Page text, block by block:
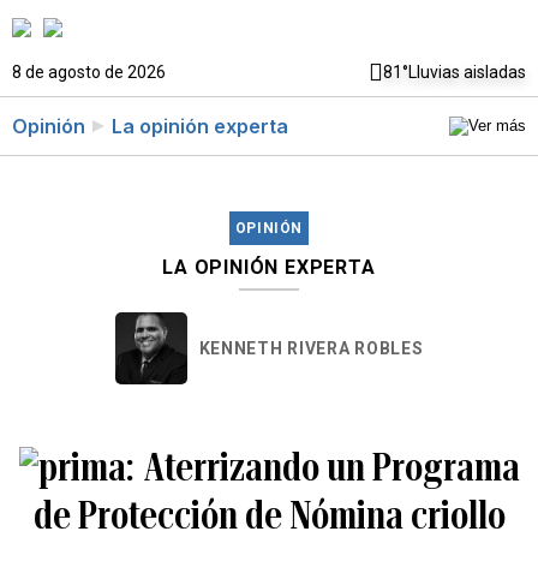
8 de agosto de 2026 81°Lluvias aisladas
Opinión La opinión experta
OPINIÓN
LA OPINIÓN EXPERTA
KENNETH RIVERA ROBLES
Aterrizando un Programa
de Protección de Nómina criollo